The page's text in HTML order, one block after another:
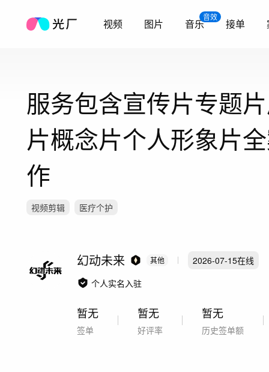
视频 图片
音效
音乐 接单
服务包含宣传片专题
片概念片个人形象片
作
视频剪辑 医疗个护
幻动未来 其他 2026-07-15在线
个人实名入驻
暂无
签单
暂无
好评率
暂无
历史签单额